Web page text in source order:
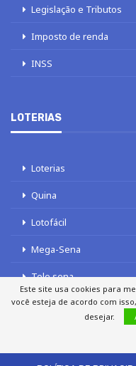
Legislação e Tributos
Imposto de renda
INSS
LOTERIAS
Loterias
Quina
Lotofácil
Mega-Sena
Tele sena
Este site usa cookies para
você esteja de acordo com
desejar.